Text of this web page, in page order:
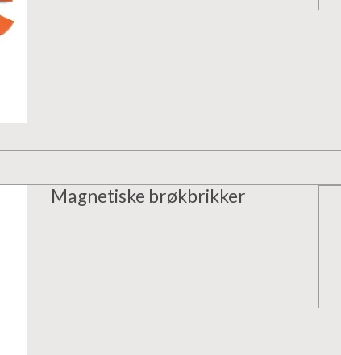
Magnetiske brøkbrikker